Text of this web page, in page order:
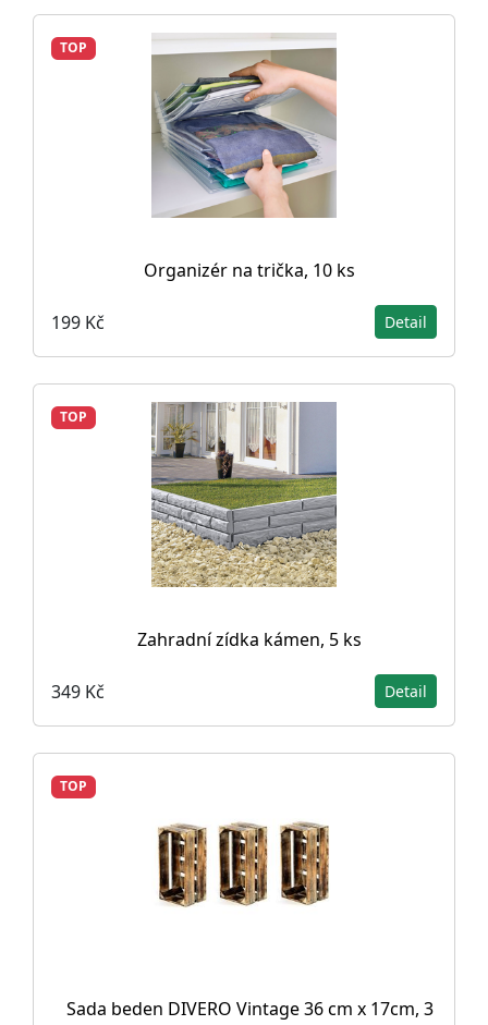
TOP
Organizér na trička, 10 ks
199 Kč Detail
TOP
Zahradní zídka kámen, 5 ks
349 Kč Detail
TOP
Sada beden DIVERO Vintage 36 cm x 17cm, 3